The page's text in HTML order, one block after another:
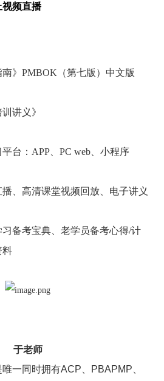
视频直播
南》PMBOK（第七版）中文版
讲义》
台：APP、PC web、小程序
、高清课堂视频回放、电子讲义
备考宝典、老学员备考心得/计
料
于老师
一同时拥有ACP、PBAPMP、